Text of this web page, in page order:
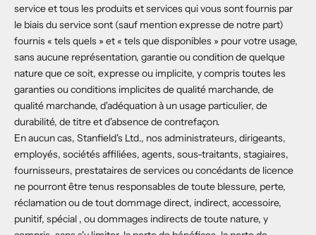
service et tous les produits et services qui vous sont fournis par
le biais du service sont (sauf mention expresse de notre part)
fournis « tels quels » et « tels que disponibles » pour votre usage,
sans aucune représentation, garantie ou condition de quelque
nature que ce soit, expresse ou implicite, y compris toutes les
garanties ou conditions implicites de qualité marchande, de
qualité marchande, d'adéquation à un usage particulier, de
durabilité, de titre et d'absence de contrefaçon.
En aucun cas, Stanfield's Ltd., nos administrateurs, dirigeants,
employés, sociétés affiliées, agents, sous-traitants, stagiaires,
fournisseurs, prestataires de services ou concédants de licence
ne pourront être tenus responsables de toute blessure, perte,
réclamation ou de tout dommage direct, indirect, accessoire,
punitif, spécial , ou dommages indirects de toute nature, y